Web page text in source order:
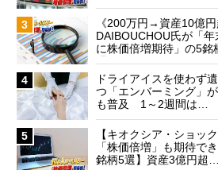
3
《200万円→資産10億
DAIBOUCHOU氏が「年
に株価倍増期待」の5銘
4
ドライアイスを使わず
つ「エンバーミング」
も普及 1～2週間は…
5
【キオクシア・ショッ
「株価倍増」も期待で
銘柄5選】資産3億円超…